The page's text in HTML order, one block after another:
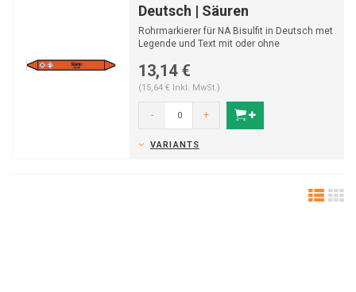
Deutsch | Säuren
Rohrmarkierer für NA Bisulfit in Deutsch met
Legende und Text mit oder ohne
13,14 €
(15,64 € Inkl. MwSt.)
- +
VARIANTS